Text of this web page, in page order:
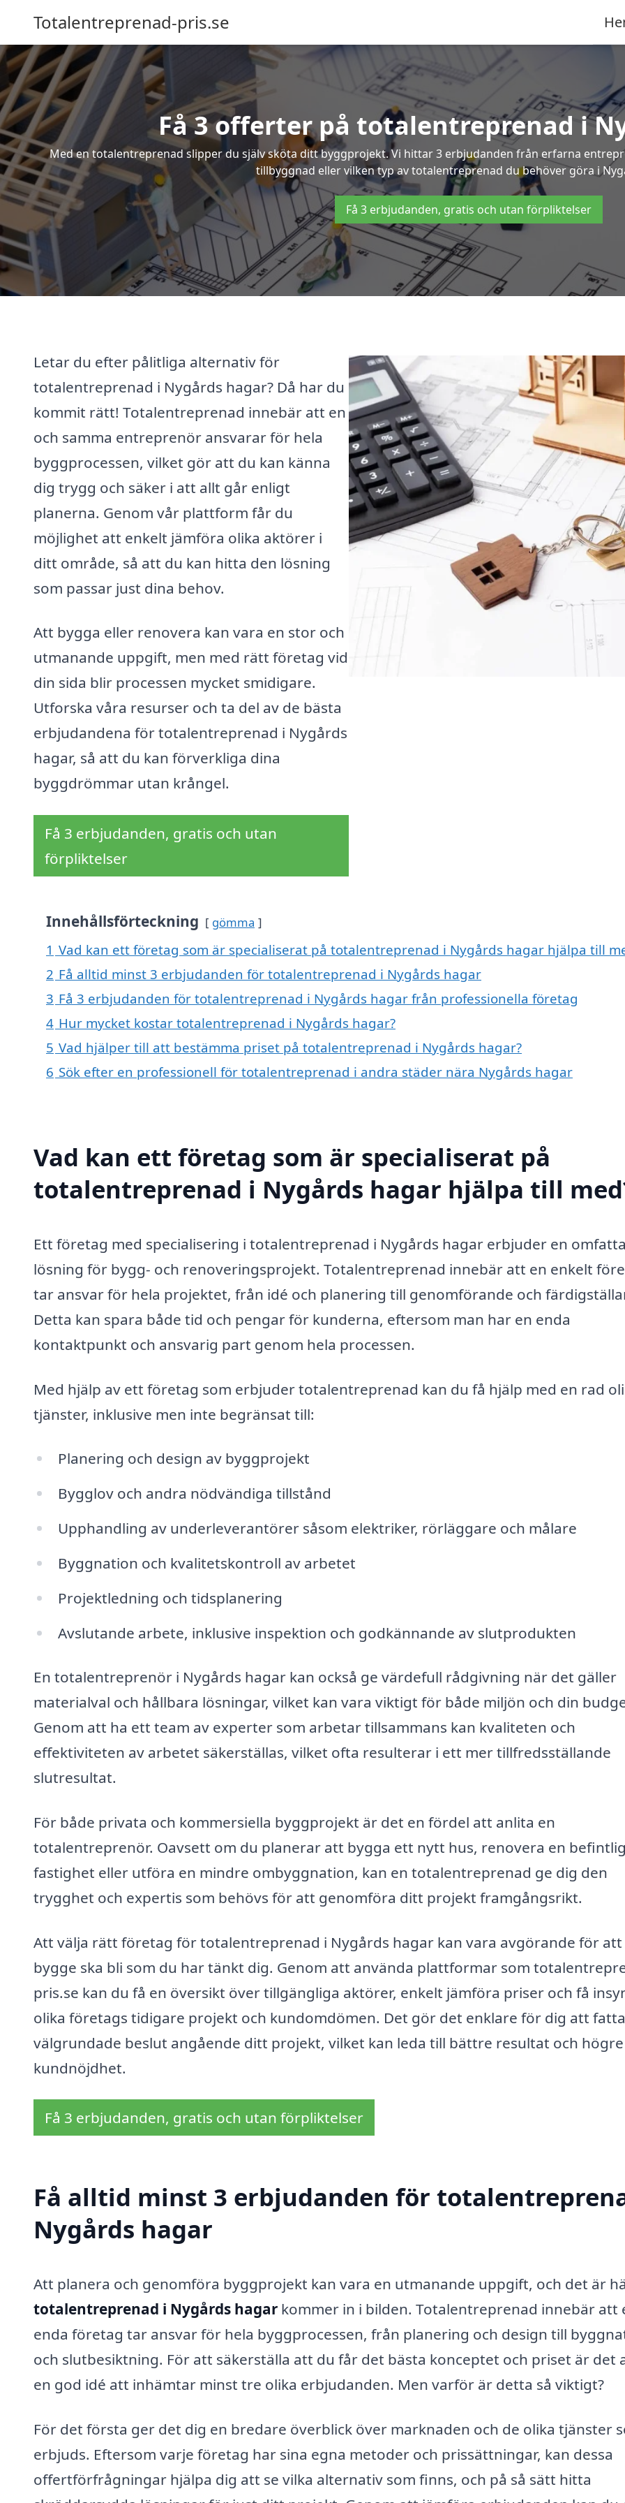
Totalentreprenad-pris.se
Få 3 offerter på totalentreprenad i
Med en totalentreprenad slipper du själv sköta ditt byggprojekt. Vi hittar 3 erbjudanden från erfarna
tillbyggnad eller vilken typ av totalentreprenad du behöver göra i
Få 3 erbjudanden, gratis och utan förpliktelser
Letar du efter pålitliga alternativ för
totalentreprenad i Nygårds hagar? Då har du
kommit rätt! Totalentreprenad innebär att en
och samma entreprenör ansvarar för hela
byggprocessen, vilket gör att du kan känna
dig trygg och säker i att allt går enligt
planerna. Genom vår plattform får du
möjlighet att enkelt jämföra olika aktörer i
ditt område, så att du kan hitta den lösning
som passar just dina behov.
Att bygga eller renovera kan vara en stor och
utmanande uppgift, men med rätt företag vid
din sida blir processen mycket smidigare.
Utforska våra resurser och ta del av de bästa
erbjudandena för totalentreprenad i Nygårds
hagar, så att du kan förverkliga dina
byggdrömmar utan krångel.
Få 3 erbjudanden, gratis och utan
förpliktelser
Innehållsförteckning gömma
1 Vad kan ett företag som är specialiserat på totalentreprenad i Nygårds hagar hjälpa till
2 Få alltid minst 3 erbjudanden för totalentreprenad i Nygårds hagar
3 Få 3 erbjudanden för totalentreprenad i Nygårds hagar från professionella företag
4 Hur mycket kostar totalentreprenad i Nygårds hagar?
5 Vad hjälper till att bestämma priset på totalentreprenad i Nygårds hagar?
6 Sök efter en professionell för totalentreprenad i andra städer nära Nygårds hagar
Vad kan ett företag som är specialiserat på
totalentreprenad i Nygårds hagar hjälpa till
Ett företag med specialisering i totalentreprenad i Nygårds hagar erbjuder en
lösning för bygg- och renoveringsprojekt. Totalentreprenad innebär att en enkelt
tar ansvar för hela projektet, från idé och planering till genomförande och
Detta kan spara både tid och pengar för kunderna, eftersom man har en enda
kontaktpunkt och ansvarig part genom hela processen.
Med hjälp av ett företag som erbjuder totalentreprenad kan du få hjälp med en rad
tjänster, inklusive men inte begränsat till:
Planering och design av byggprojekt
Bygglov och andra nödvändiga tillstånd
Upphandling av underleverantörer såsom elektriker, rörläggare och målare
Byggnation och kvalitetskontroll av arbetet
Projektledning och tidsplanering
Avslutande arbete, inklusive inspektion och godkännande av slutprodukten
En totalentreprenör i Nygårds hagar kan också ge värdefull rådgivning när det gäller
materialval och hållbara lösningar, vilket kan vara viktigt för både miljön och din
Genom att ha ett team av experter som arbetar tillsammans kan kvaliteten och
effektiviteten av arbetet säkerställas, vilket ofta resulterar i ett mer tillfredsställande
slutresultat.
För både privata och kommersiella byggprojekt är det en fördel att anlita en
totalentreprenör. Oavsett om du planerar att bygga ett nytt hus, renovera en
fastighet eller utföra en mindre ombyggnation, kan en totalentreprenad ge dig den
trygghet och expertis som behövs för att genomföra ditt projekt framgångsrikt.
Att välja rätt företag för totalentreprenad i Nygårds hagar kan vara avgörande för
bygge ska bli som du har tänkt dig. Genom att använda plattformar som
pris.se kan du få en översikt över tillgängliga aktörer, enkelt jämföra priser och få
olika företags tidigare projekt och kundomdömen. Det gör det enklare för dig att fatta
välgrundade beslut angående ditt projekt, vilket kan leda till bättre resultat och högre
kundnöjdhet.
Få 3 erbjudanden, gratis och utan förpliktelser
Få alltid minst 3 erbjudanden för
Nygårds hagar
Att planera och genomföra byggprojekt kan vara en utmanande uppgift, och det är
totalentreprenad i Nygårds hagar kommer in i bilden. Totalentreprenad innebär att
enda företag tar ansvar för hela byggprocessen, från planering och design till
och slutbesiktning. För att säkerställa att du får det bästa konceptet och priset är det
en god idé att inhämtar minst tre olika erbjudanden. Men varför är detta så viktigt?
För det första ger det dig en bredare överblick över marknaden och de olika tjänster
erbjuds. Eftersom varje företag har sina egna metoder och prissättningar, kan dessa
offertförfrågningar hjälpa dig att se vilka alternativ som finns, och på så sätt hitta